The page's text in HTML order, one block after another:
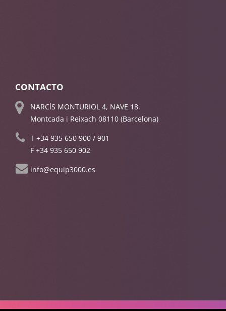
CONTACTO
NARCÍS MONTURIOL 4, NAVE 18.
Montcada i Reixach 08110 (Barcelona)
T +34 935 650 900 / 901
F +34 935 650 902
info@equip3000.es